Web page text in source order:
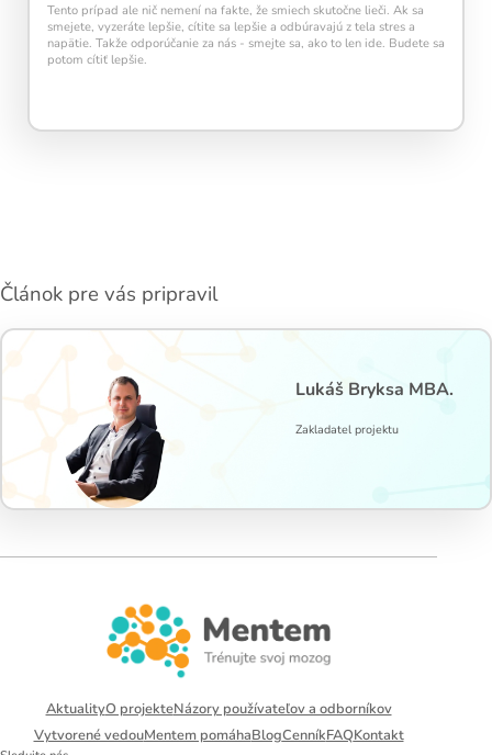
Tento prípad ale nič nemení na fakte, že smiech skutočne lieči. Ak sa
smejete, vyzeráte lepšie, cítite sa lepšie a odbúravajú z tela stres a
napätie. Takže odporúčanie za nás - smejte sa, ako to len ide. Budete sa
potom cítiť lepšie.
Článok pre vás pripravil
Lukáš Bryksa MBA.
Zakladatel projektu
AktualityO projekteNázory používateľov a odborníkov
Vytvorené vedouMentem pomáhaBlogCenníkFAQKontakt